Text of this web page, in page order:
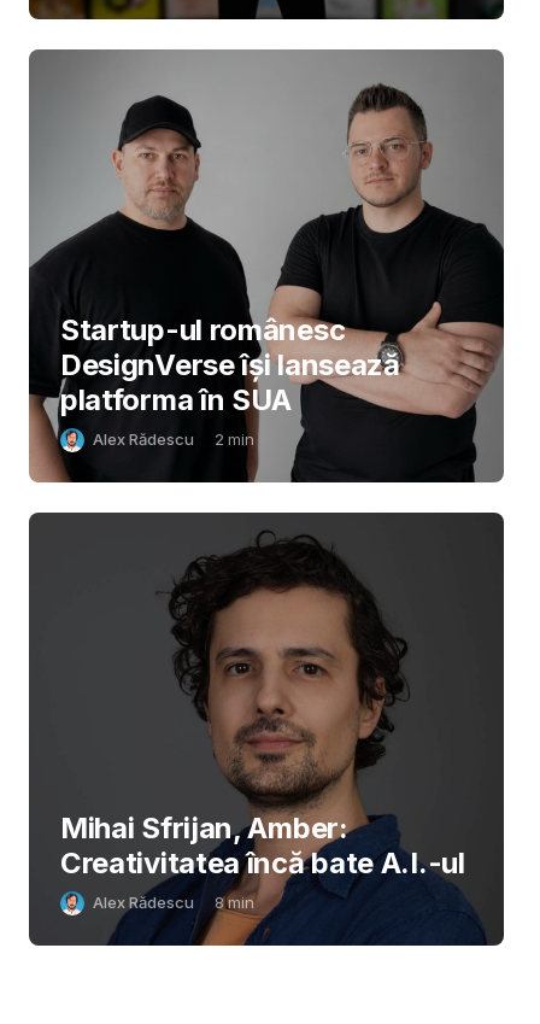
Startup-ul românesc
DesignVerse își lansează
platforma în SUA
Alex Rădescu 2 min
Mihai Sfrijan, Amber:
Creativitatea încă bate A.I.-ul
Alex Rădescu 8min